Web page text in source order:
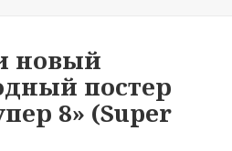
новый
постер
8» (Super